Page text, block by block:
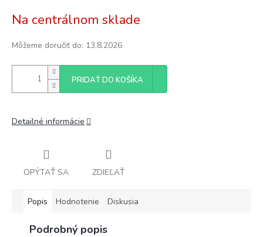
cena:
Na centrálnom sklade
Môžeme doručiť do: 13.8.2026
PRIDAŤ DO KOŠÍKA
Detailné informácie
OPÝTAŤ SA ZDIEĽAŤ
Popis Hodnotenie Diskusia
Podrobný popis